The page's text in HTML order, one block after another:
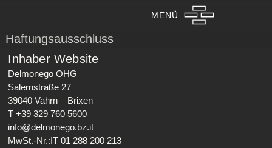
MENÜ
Haftungsausschluss
Inhaber Website
Delmonego OHG
Salernstraße 27
39040 Vahrn – Brixen
T +39 329 760 5600
info@delmonego.bz.it
MwSt.-Nr.:IT 01 288 200 213